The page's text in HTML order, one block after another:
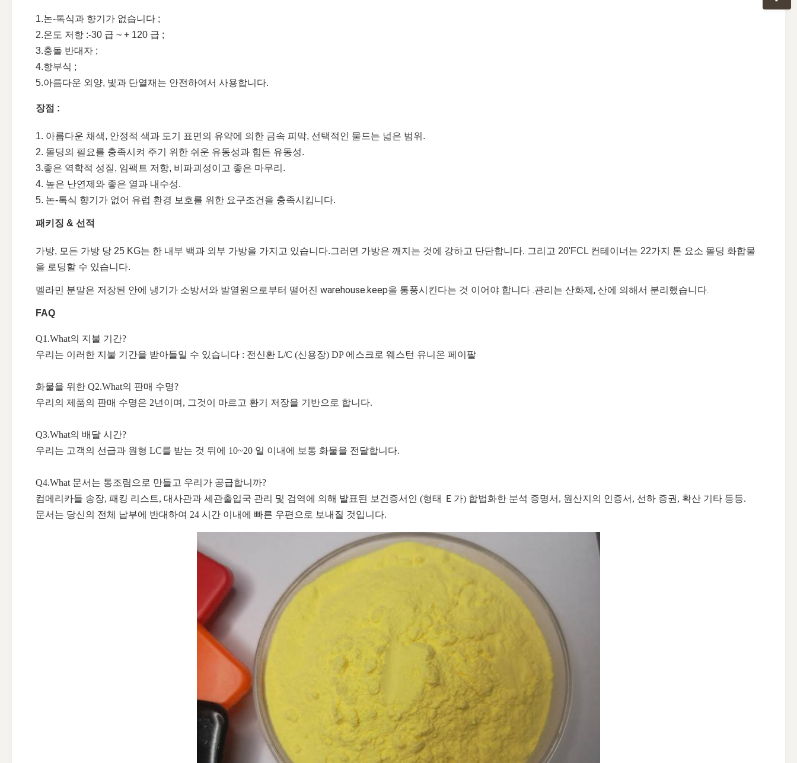
1.논-톡식과 향기가 없습니다 ;
2.온도 저항 :-30 급 ~ + 120 급 ;
3.충돌 반대자 ;
4.항부식 ;
5.아름다운 외양, 빛과 단열재는 안전하여서 사용합니다.
장점 :
1. 아름다운 채색, 안정적 색과 도기 표면의 유약에 의한 금속 피막, 선택적인 물드는 넓은 범위.
2. 몰딩의 필요를 충족시켜 주기 위한 쉬운 유동성과 힘든 유동성.
3.좋은 역학적 성질, 임팩트 저항, 비파괴성이고 좋은 마무리.
4. 높은 난연제와 좋은 열과 내수성.
5. 논-톡식 향기가 없어 유럽 환경 보호를 위한 요구조건을 충족시킵니다.
패키징 & 선적
가방, 모든 가방 당 25 KG는 한 내부 백과 외부 가방을 가지고 있습니다.그러면 가방은 깨지는 것에 강하고 단단합니다. 그리고 20'FCL 컨테이너는 22가지 톤 요소 몰딩 화합물
을 로딩할 수 있습니다.
멜라민 분말은 저장된 안에 냉기가 소방서와 발열원으로부터 떨어진 warehouse.keep을 통풍시킨다는 것 이어야 합니다 .관리는 산화제, 산에 의해서 분리했습니다.
FAQ
Q1.What의 지불 기간?
우리는 이러한 지불 기간을 받아들일 수 있습니다 : 전신환 L/C (신용장) DP 에스크로 웨스턴 유니온 페이팔
화물을 위한 Q2.What의 판매 수명?
우리의 제품의 판매 수명은 2년이며, 그것이 마르고 환기 저장을 기반으로 합니다.
Q3.What의 배달 시간?
우리는 고객의 선급과 원형 LC를 받는 것 뒤에 10~20 일 이내에 보통 화물을 전달합니다.
Q4.What 문서는 통조림으로 만들고 우리가 공급합니까?
컴메리카들 송장, 패킹 리스트, 대사관과 세관출입국 관리 및 검역에 의해 발표된 보건증서인 (형태 Ｅ가) 합법화한 분석 증명서, 원산지의 인증서, 선하 증권, 확산 기타 등등.
문서는 당신의 전체 납부에 반대하여 24 시간 이내에 빠른 우편으로 보내질 것입니다.